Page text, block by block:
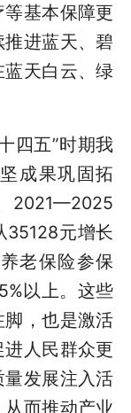
基本保障更
进蓝天、碧
天白云、绿
五”时期我
成果巩固拓
2021—2025
35128元增长
老保险参保
以上。这些
，也是激活
人民群众更
发展注入活
而推动产业